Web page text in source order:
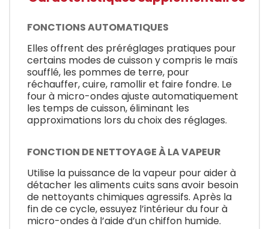
FONCTIONS AUTOMATIQUES
Elles offrent des préréglages pratiques pour
certains modes de cuisson y compris le maïs
soufflé, les pommes de terre, pour
réchauffer, cuire, ramollir et faire fondre. Le
four à micro-ondes ajuste automatiquement
les temps de cuisson, éliminant les
approximations lors du choix des réglages.
FONCTION DE NETTOYAGE À LA VAPEUR
Utilise la puissance de la vapeur pour aider à
détacher les aliments cuits sans avoir besoin
de nettoyants chimiques agressifs. Après la
fin de ce cycle, essuyez l’intérieur du four à
micro-ondes à l’aide d’un chiffon humide.